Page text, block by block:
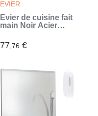
EVIER
Évier de cuisine fait
main Noir Acier
77,76 €